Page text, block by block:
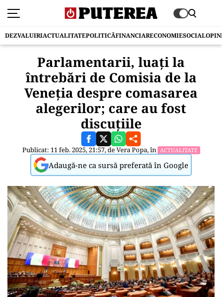
DEZVALUIRIACTUALITATEPOLITICĂFINANCIARECONOMIESOCIAL
Parlamentarii, luați la
întrebări de Comisia de la
Veneția despre comasarea
alegerilor; care au fost
discuțiile
Publicat: 11 feb. 2025, 21:57, deVera Popa, în ACTUALITATE
Adaugă-ne ca sursă preferată în Google